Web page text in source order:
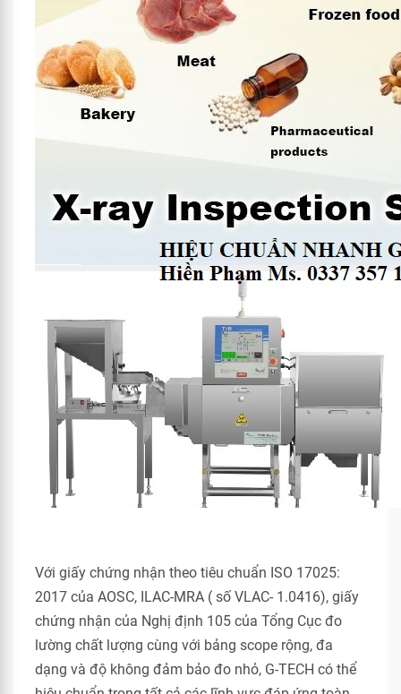
Với giấy chứng nhận theo tiêu chuẩn ISO 17025:
2017 của AOSC, ILAC-MRA ( số VLAC- 1.0416), giấy
chứng nhận của Nghị định 105 của Tổng Cục đo
lường chất lượng cùng với bảng scope rộng, đa
dạng và độ không đảm bảo đo nhỏ, G-TECH có thể